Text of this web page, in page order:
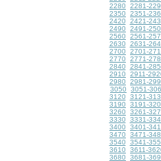
2280
2281-
2350
2351-
2420
2421-
2490
2491-
2560
2561-
2630
2631-
2700
2701-
2770
2771-
2840
2841-
2910
2911-
2980
2981-
3050
3051-
3120
3121-
3190
3191-
3260
3261-
3330
3331-
3400
3401-
3470
3471-
3540
3541-
3610
3611-
3680
3681-